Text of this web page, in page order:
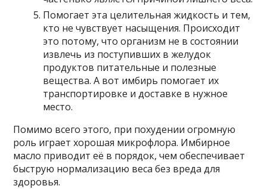
Помогает эта целительная жидкость и тем,
кто не чувствует насыщения. Происходит
это потому, что организм не в состоянии
извлечь из поступивших в желудок
продуктов питательные и полезные
вещества. А вот имбирь помогает их
транспортировке и доставке в нужное
место.
Помимо всего этого, при похудении огромную
роль играет хорошая микрофлора. Имбирное
масло приводит её в порядок, чем обеспечивает
быструю нормализацию веса без вреда для
здоровья.